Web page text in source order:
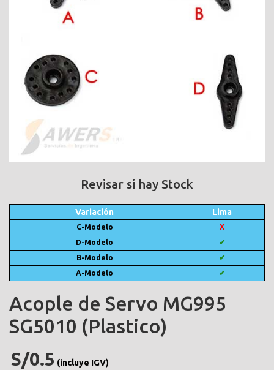
Revisar si hay Stock
Variación Lima
C-Modelo
X
D-Modelo
✔
B-Modelo
✔
A-Modelo
✔
Acople de Servo MG995
SG5010 (Plastico)
S/0.5 (incluye IGV)